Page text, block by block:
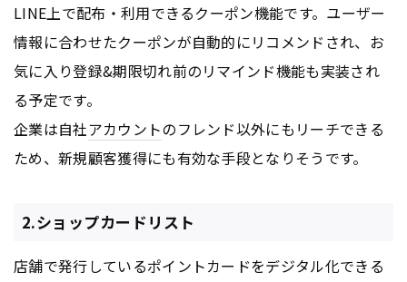
LINE上で配布・利用できるクーポン機能です。ユーザー
情報に合わせたクーポンが自動的にリコメンドされ、お
気に入り登録&期限切れ前のリマインド機能も実装され
る予定です。
企業は自社アカウントのフレンド以外にもリーチできる
ため、新規顧客獲得にも有効な手段となりそうです。
2.ショップカードリスト
店舗で発行しているポイントカードをデジタル化できる